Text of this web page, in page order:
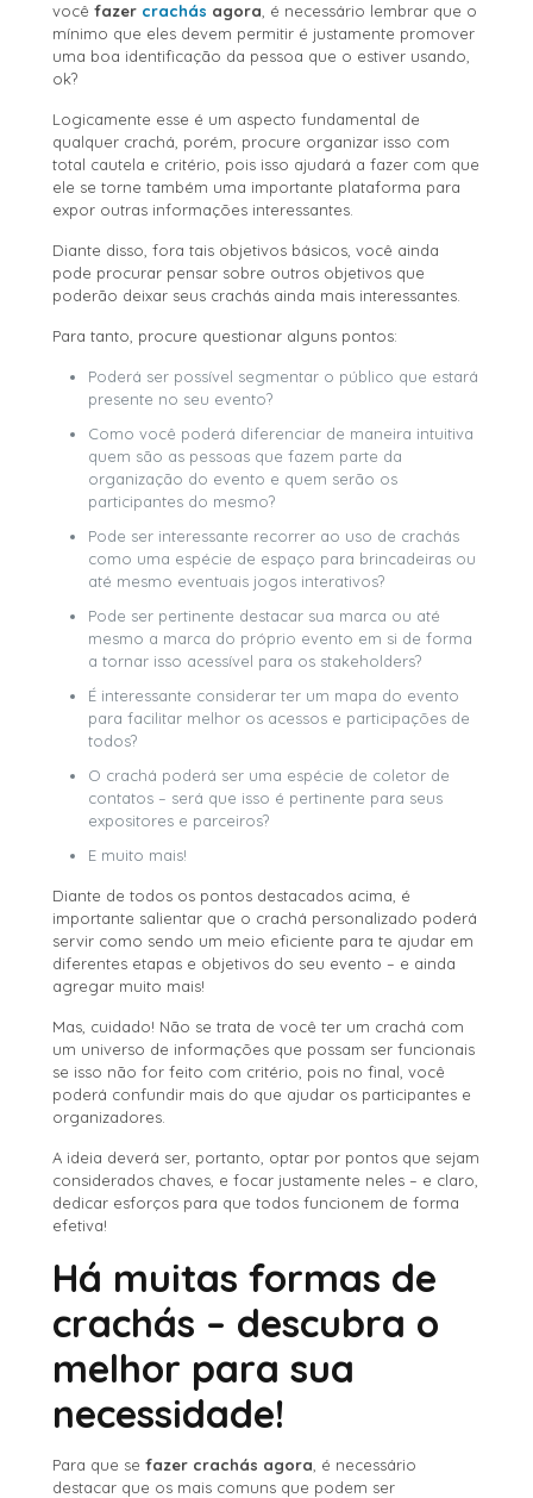
vocêfazer crachás agora, é necessário lembrar que o
mínimo que eles devem permitir é justamente promover
uma boa identificação da pessoa que o estiver usando,
ok?
Logicamente esse é um aspecto fundamental de
qualquer crachá, porém, procure organizar isso com
total cautela e critério, pois isso ajudará a fazer com que
ele se torne também uma importante plataforma para
expor outras informações interessantes.
Diante disso, fora tais objetivos básicos, você ainda
pode procurar pensar sobre outros objetivos que
poderão deixar seus crachás ainda mais interessantes.
Para tanto, procure questionar alguns pontos:
Poderá ser possível segmentar o público que estará
presente no seu evento?
Como você poderá diferenciar de maneira intuitiva
quem são as pessoas que fazem parte da
organização do evento e quem serão os
participantes do mesmo?
Pode ser interessante recorrer ao uso de crachás
como uma espécie de espaço para brincadeiras ou
até mesmo eventuais jogos interativos?
Pode ser pertinente destacar sua marca ou até
mesmo a marca do próprio evento em si de forma
a tornar isso acessível para os stakeholders?
É interessante considerar ter um mapa do evento
para facilitar melhor os acessos e participações de
todos?
O crachá poderá ser uma espécie de coletor de
contatos – será que isso é pertinente para seus
expositores e parceiros?
E muito mais!
Diante de todos os pontos destacados acima, é
importante salientar que o crachá personalizado poderá
servir como sendo um meio eficiente para te ajudar em
diferentes etapas e objetivos do seu evento – e ainda
agregar muito mais!
Mas, cuidado! Não se trata de você ter um crachá com
um universo de informações que possam ser funcionais
se isso não for feito com critério, pois no final, você
poderá confundir mais do que ajudar os participantes e
organizadores.
A ideia deverá ser, portanto, optar por pontos que sejam
considerados chaves, e focar justamente neles – e claro,
dedicar esforços para que todos funcionem de forma
efetiva!
Há muitas formas de
crachás – descubra o
melhor para sua
necessidade!
Para que sefazer crachás agora, é necessário
destacar que os mais comuns que podem ser